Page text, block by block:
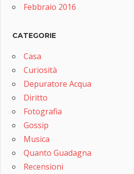
Febbraio 2016
CATEGORIE
Casa
Curiosità
Depuratore Acqua
Diritto
Fotografia
Gossip
Musica
Quanto Guadagna
Recensioni